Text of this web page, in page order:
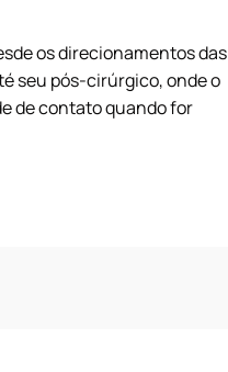
os direcionamentos das
seu pós-cirúrgico, onde o
de contato quando for